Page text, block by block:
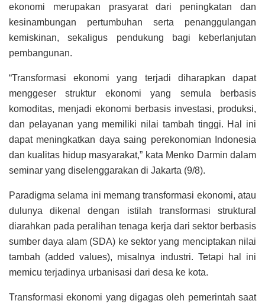
ekonomi merupakan prasyarat dari peningkatan dan
kesinambungan pertumbuhan serta penanggulangan
kemiskinan, sekaligus pendukung bagi keberlanjutan
pembangunan.
“Transformasi ekonomi yang terjadi diharapkan dapat
menggeser struktur ekonomi yang semula berbasis
komoditas, menjadi ekonomi berbasis investasi, produksi,
dan pelayanan yang memiliki nilai tambah tinggi. Hal ini
dapat meningkatkan daya saing perekonomian Indonesia
dan kualitas hidup masyarakat,” kata Menko Darmin dalam
seminar yang diselenggarakan di Jakarta (9/8).
Paradigma selama ini memang transformasi ekonomi, atau
dulunya dikenal dengan istilah transformasi struktural
diarahkan pada peralihan tenaga kerja dari sektor berbasis
sumber daya alam (SDA) ke sektor yang menciptakan nilai
tambah (added values), misalnya industri. Tetapi hal ini
memicu terjadinya urbanisasi dari desa ke kota.
Transformasi ekonomi yang digagas oleh pemerintah saat